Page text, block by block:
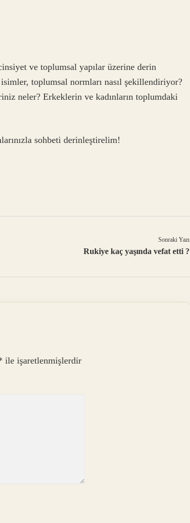
ve toplumsal yapılar üzerine derin
toplumsal normları nasıl şekillendiriyor?
neler? Erkeklerin ve kadınların toplumdaki
sohbeti derinleştirelim!
Sonraki Yazı
Rukiye kaç yaşında vefat etti ?
ile işaretlenmişlerdir